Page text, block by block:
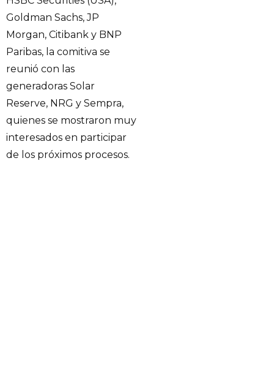
Goldman Sachs, JP
Morgan, Citibank y BNP
Paribas, la comitiva se
reunió con las
generadoras Solar
Reserve, NRG y Sempra,
quienes se mostraron muy
interesados en participar
de los próximos procesos.